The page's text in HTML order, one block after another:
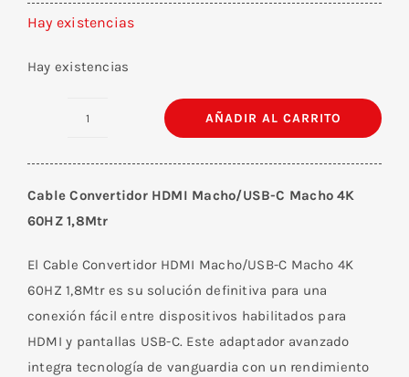
Hay existencias
Hay existencias
Macho/USB-
Macho
4K
60HZ
1,8M
cantidad
AÑADIR AL CARRITO
Cable Convertidor HDMI Macho/USB-C Macho 4K
60HZ 1,8Mtr
El Cable Convertidor HDMI Macho/USB-C Macho 4K
60HZ 1,8Mtr es su solución definitiva para una
conexión fácil entre dispositivos habilitados para
HDMI y pantallas USB-C. Este adaptador avanzado
integra tecnología de vanguardia con un rendimiento